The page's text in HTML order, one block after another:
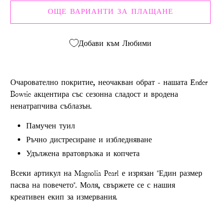
ОЩЕ ВАРИАНТИ ЗА ПЛАЩАНЕ
Добави към Любими
Очарователно покритие, неочакван обрат - нашата Ender
Bowtie акцентира със сезонна сладост и вродена
ненатрапчива съблазън.
Памучен туил
Ръчно дистресиране и избледняване
Удължена вратовръзка и копчета
Всеки артикул на Magnolia Pearl е изрязан "Един размер
пасва на повечето". Моля, свържете се с нашия
креативен екип за измервания.